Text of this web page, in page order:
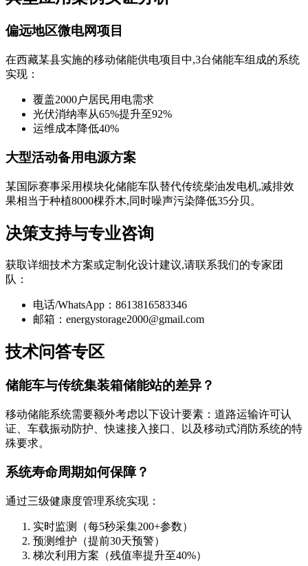
偏远地区微电网项目
在西藏某县实施的移动储能供电项目中,3台储能车组成的系统
实现：
覆盖2000户居民用电需求
光伏消纳率从65%提升至92%
运维成本降低40%
大型活动备用电源方案
某国际赛事采用模块化储能车队替代传统柴油发电机,减排效
果相当于种植8000棵乔木,同时噪声污染降低35分贝。
决策支持与专业咨询
获取详细技术方案或定制化设计建议,请联系我们的专家团
队：
电话/WhatsApp：8613816583346
邮箱： energystorage2000@gmail.com
技术问答专区
储能车与传统集装箱储能站的差异？
移动储能系统需要额外考虑以下设计要素：道路运输许可认
证、车载振动防护、快速接入接口、以及移动式消防系统的特
殊要求。
系统寿命周期如何保障？
通过三级健康度管理系统实现：
实时监测（每5秒采集200+参数）
预测维护（提前30天预警）
梯次利用方案（残值率提升至40%）